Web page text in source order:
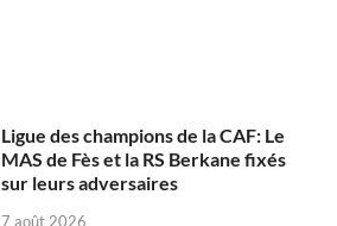
Ligue des champions de la CAF: Le
MAS de Fès et la RS Berkane fixés
sur leurs adversaires
7 août 2026